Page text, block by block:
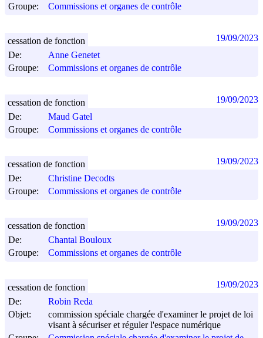
Groupe:
Commissions et organes de contrôle
De:
Anne Genetet
Groupe:
Commissions et organes de contrôle
cessation de fonction 19/09/2023
De:
Maud Gatel
Groupe:
Commissions et organes de contrôle
cessation de fonction 19/09/2023
De:
Christine Decodts
Groupe:
Commissions et organes de contrôle
cessation de fonction 19/09/2023
De:
Chantal Bouloux
Groupe:
Commissions et organes de contrôle
cessation de fonction 19/09/2023
De:
Robin Reda
Objet:
commission spéciale chargée d'examiner le projet de loi
visant à sécuriser et réguler l'espace numérique
cessation de fonction 19/09/2023